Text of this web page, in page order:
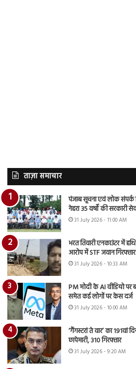
ताज़ा समाचार
पंजाब सूचना एवं लोक
नेहरा 35 वर्षों की सरकारी
31 July 2026 - 11:00 AM
भरत तिवारी एनकाउंटर में
आरोप में STF जवान गिरफ्तार
31 July 2026 - 10:33 AM
PM मोदी के AI वीडियो
समेत कई लोगों पर केस दर्ज
31 July 2026 - 10:00 AM
‘गैंगस्टरां ते वार’ का 191वां
छापेमारी, 310 गिरफ्तार
31 July 2026 - 9:20 AM